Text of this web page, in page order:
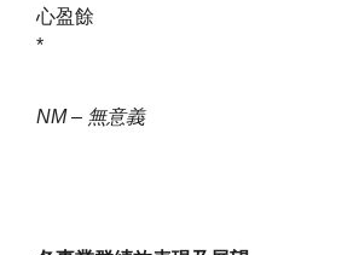
心盈餘
*
NM – 無意義